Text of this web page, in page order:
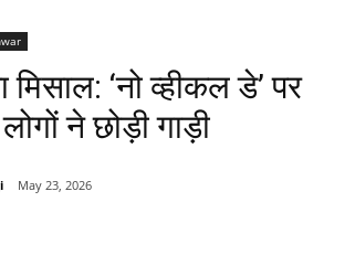
मिसाल: ‘नो व्हीकल डे’ पर
ने छोड़ी गाड़ी
May 23, 2026